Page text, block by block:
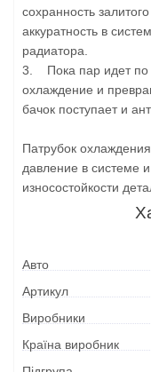
сохранность
аккуратность в
радиатора.
3. Пока пар идет по
охлаждение и
бачок поступает и
Патрубок
давление в системе
износостойкости
Авто
Артикул
Виробники
Країна виробник